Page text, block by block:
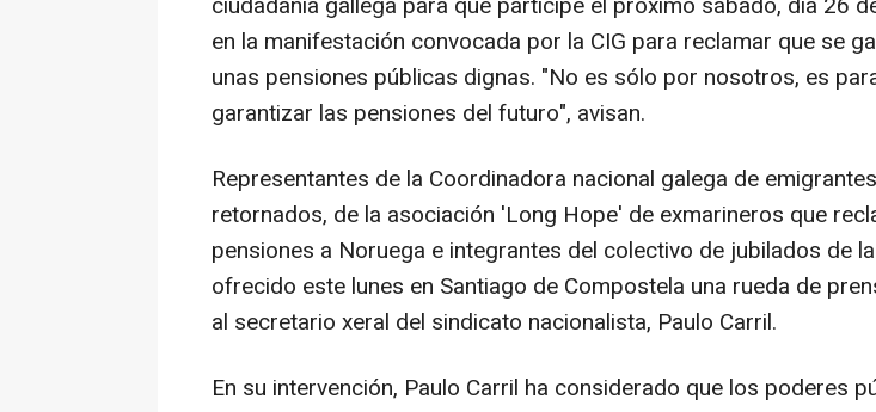
en la manifestación convocada por la CIG para reclamar que se
unas pensiones públicas dignas. "No es sólo por nosotros, es
garantizar las pensiones del futuro", avisan.
Representantes de la Coordinadora nacional galega de emigrantes
retornados, de la asociación 'Long Hope' de exmarineros que
pensiones a Noruega e integrantes del colectivo de jubilados de la
ofrecido este lunes en Santiago de Compostela una rueda de
al secretario xeral del sindicato nacionalista, Paulo Carril.
En su intervención, Paulo Carril ha considerado que los poderes